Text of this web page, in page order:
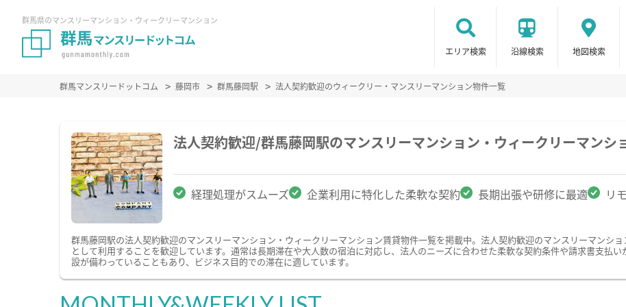
群馬県のマンスリーマンション・ウィークリーマンション
エリア検索 沿線検索 地図検索
群馬マンスリードットコム 藤岡市 群馬藤岡駅 法人契約歓迎のウィークリー・マンスリーマンション物件一覧
法人契約歓迎/群馬藤岡駅のマンスリーマンション・ウィークリーマンシ
経理処理がスムーズ 企業利用に特化した柔軟な契約 長期出張や研修に最適 リ
群馬藤岡駅の法人契約歓迎のマンスリーマンション・ウィークリーマンション賃貸物件一覧を掲載中。法人契約歓迎のマンスリーマンシ
として利用することを歓迎しています。通常は長期滞在や大人数の宿泊に対応し、法人のニーズに合わせた柔軟な契約条件や請求書支払
設が備わっていることもあり、ビジネス目的での滞在に適しています。